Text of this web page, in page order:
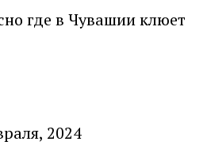
где в Чувашии клюет
2024